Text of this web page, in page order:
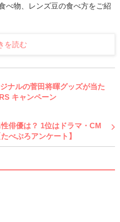
べ物、レンズ豆の食べ方をご紹
を読む
ナルの菅田将暉グッズが当た
キャンペーン
俳優は？ 1位はドラマ・CM
べぷろアンケート】